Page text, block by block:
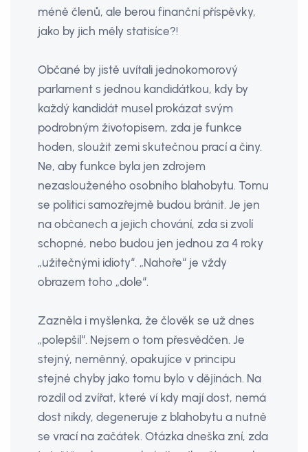
méně členů, ale berou finanční příspěvky,
jako by jich měly statisíce?!
Občané by jistě uvítali jednokomorový
parlament s jednou kandidátkou, kdy by
každý kandidát musel prokázat svým
podrobným životopisem, zda je funkce
hoden, sloužit zemi skutečnou prací a činy.
Ne, aby funkce byla jen zdrojem
nezaslouženého osobního blahobytu. Tomu
se politici samozřejmě budou bránit. Je jen
na občanech a jejich chování, zda si zvolí
schopné, nebo budou jen jednou za 4 roky
„užitečnými idioty“. „Nahoře“ je vždy
obrazem toho „dole“.
Zazněla i myšlenka, že člověk se už dnes
„polepšil“. Nejsem o tom přesvědčen. Je
stejný, neměnný, opakujíce v principu
stejné chyby jako tomu bylo v dějinách. Na
rozdíl od zvířat, které ví kdy mají dost, nemá
dost nikdy, degeneruje z blahobytu a nutně
se vrací na začátek. Otázka dneška zní, zda